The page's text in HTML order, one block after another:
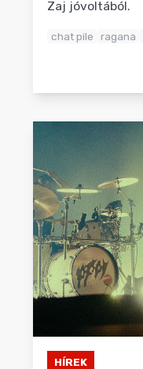
Zaj jóvoltából.
chat pile ragana
HÍREK